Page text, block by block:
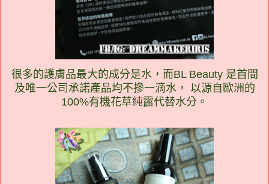
很多的護膚品最大的成分是水，而BL Beauty 是首間
及唯一公司承諾產品均不摻一滴水， 以源自歐洲的
100%有機花草純露代替水分。